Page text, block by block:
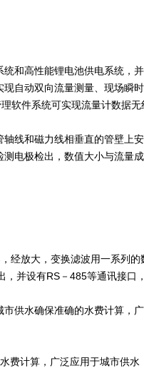
和高性能锂电池供电系统，
自动双向流量测量、现场瞬
软件系统可实现流量计数据无
线和磁力线相垂直的管壁上
电极检出，数值大小与流量
经放大，变换滤波用一系列
并设有RS－485等通讯接口
供水确保准确的水费计算，
费计算，广泛应用于城市供